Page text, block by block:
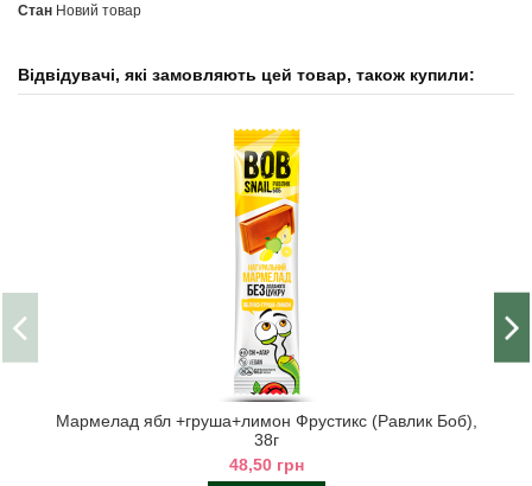
Стан Новий товар
Відвідувачі, які замовляють цей товар, також купили:
Мармелад ябл +груша+лимон Фрустикс (Равлик Боб),
38г
48,50 грн